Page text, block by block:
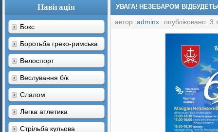
Навігація
Бокс
Боротьба греко-римська
Велоспорт
Веслування б/к
Cлалом
Легка атлетика
Стрільба кульова
УВАГА! НЕЗЕБАРОМ
автор: adminx опубліковано: 3